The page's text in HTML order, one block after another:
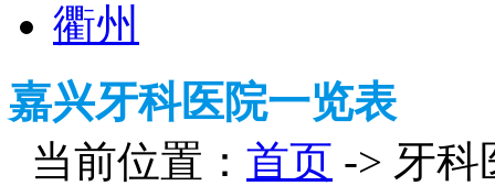
衢州
嘉兴牙科医院一览表
当前位置： 首页 -> 牙科